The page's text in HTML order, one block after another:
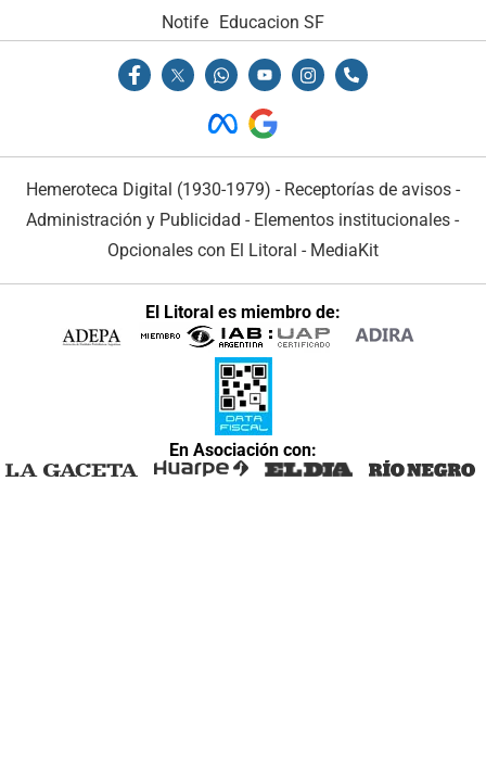
Notife Educacion SF
Hemeroteca Digital (1930-1979) - Receptorías de avisos -
Administración y Publicidad - Elementos institucionales -
Opcionales con El Litoral - MediaKit
El Litoral es miembro de:
En Asociación con: